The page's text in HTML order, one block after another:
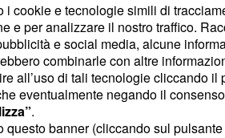
i cookie e tecnologie simili di
e per analizzare il nostro traffico.
e social media, alcune
combinarle con altre
all’uso di tali tecnologie cliccando il
eventualmente negando il
.
questo banner (cliccando sul pulsante